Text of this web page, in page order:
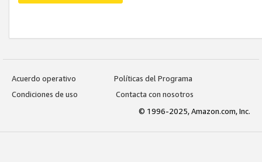
Acuerdo operativo
Políticas del Programa
Condiciones de uso
Contacta con nosotros
© 1996-2025, Amazon.com, Inc.